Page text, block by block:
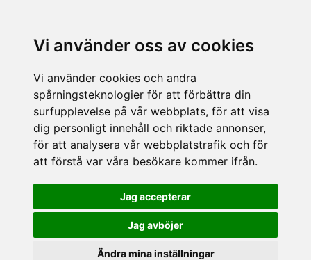
Vi använder oss av cookies
Vi använder cookies och andra
spårningsteknologier för att förbättra din
surfupplevelse på vår webbplats, för att visa
dig personligt innehåll och riktade annonser,
för att analysera vår webbplatstrafik och för
att förstå var våra besökare kommer ifrån.
Jag accepterar
Jag avböjer
Ändra mina inställningar